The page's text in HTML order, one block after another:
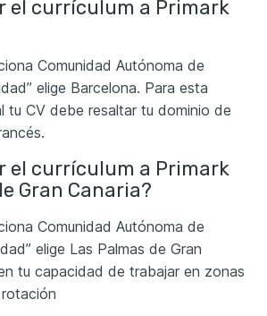
el currículum a Primark
Comunidad Autónoma de
elige Barcelona. Para esta
tu CV debe resaltar tu dominio de
el currículum a Primark
Gran Canaria?
Comunidad Autónoma de
elige Las Palmas de Gran
tu capacidad de trabajar en zonas